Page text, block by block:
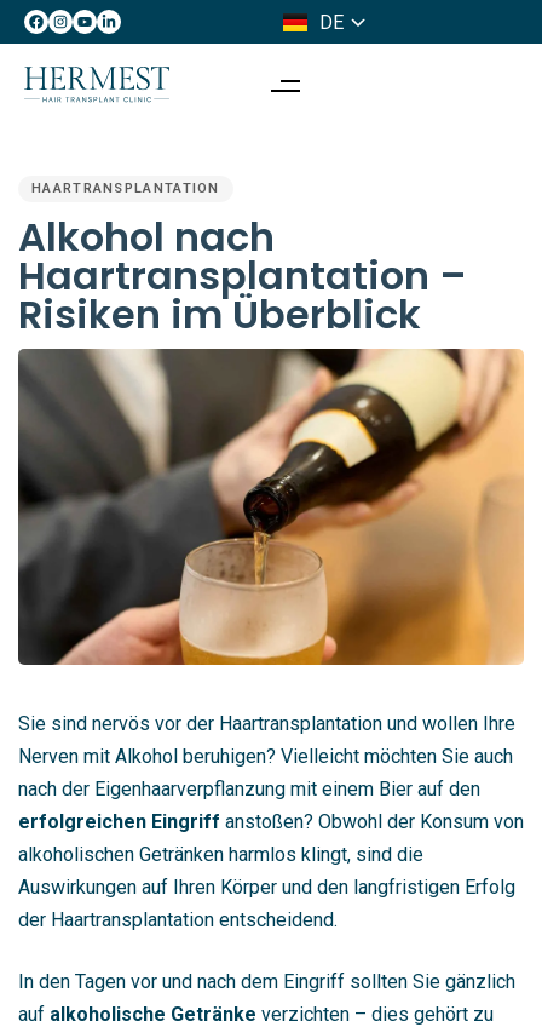
DE
IT
IN:
HAARTRANSPLANTATION
Alkohol nach
Haartransplantation –
Risiken im Überblick
Sie sind nervös vor der Haartransplantation und wollen Ihre
Nerven mit Alkohol beruhigen? Vielleicht möchten Sie auch
nach der Eigenhaarverpflanzung mit einem Bier auf den
erfolgreichen Eingriff anstoßen? Obwohl der Konsum von
alkoholischen Getränken harmlos klingt, sind die
Auswirkungen auf Ihren Körper und den langfristigen Erfolg
der Haartransplantation entscheidend.
In den Tagen vor und nach dem Eingriff sollten Sie gänzlich
auf alkoholische Getränke verzichten – dies gehört zu